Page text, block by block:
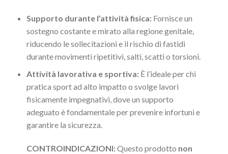
Supporto durante l’attività fisica:Fornisce un
sostegno costante e mirato alla regione genitale,
riducendo le sollecitazioni e il rischio di fastidi
durante movimenti ripetitivi, salti, scatti o torsioni.
Attività lavorativa e sportiva:È l’ideale per chi
pratica sport ad alto impatto o svolge lavori
fisicamente impegnativi, dove un supporto
adeguato è fondamentale per prevenire infortuni e
garantire la sicurezza.
CONTROINDICAZIONI:Questo prodotto non